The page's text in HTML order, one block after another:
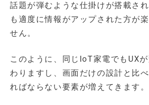
話題が弾むような仕掛けが搭載さ
も適度に情報がアップされた方が
せん。
このように、同じIoT家電でもUX
わりますし、画面だけの設計と比
ればならない要素が増えてきます。